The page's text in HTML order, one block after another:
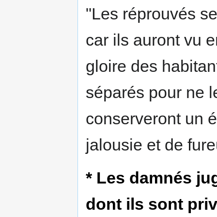
"Les réprouvés
car ils auront vu
gloire des
séparés pour ne
conserveront un
jalousie et de
* Les damnés
dont ils sont